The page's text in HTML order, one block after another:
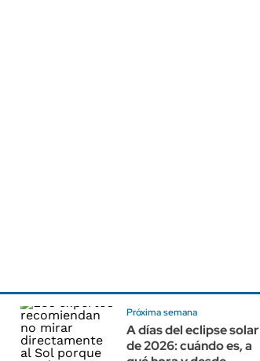
Próxima semana
A días del eclipse solar
de 2026: cuándo es, a